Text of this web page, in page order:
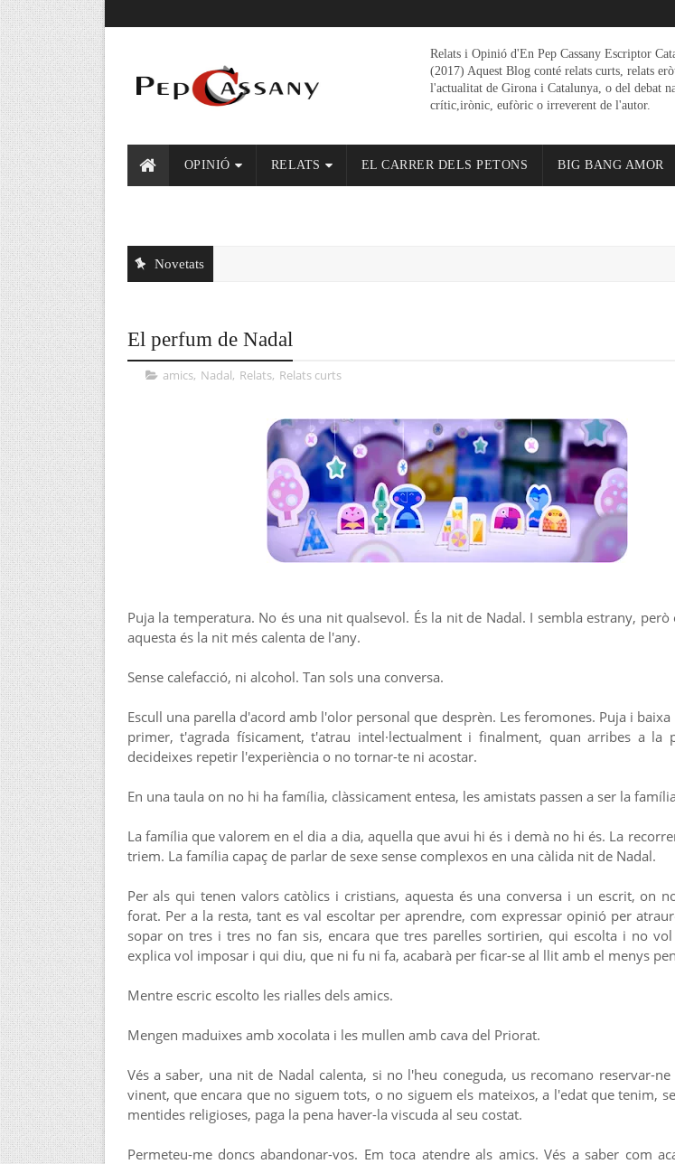
Relats i Opinió d'En Pep Cassany Escriptor
(2017) Aquest Blog conté relats curts, relats
l'actualitat de Girona i Catalunya, o del debat
crític,irònic, eufòric o irreverent de l'autor.
OPINIÓ RELATS EL CARRER DELS PETONS BIG BANG AMOR
Novetats
El perfum de Nadal
amics, Nadal, Relats, Relats curts
Puja la temperatura. No és una nit qualsevol. És la nit de Nadal. I sembla estrany,
aquesta és la nit més calenta de l'any.
Sense calefacció, ni alcohol. Tan sols una conversa.
Escull una parella d'acord amb l'olor personal que desprèn. Les feromones. Puja i
primer, t'agrada físicament, t'atrau intel·lectualment i finalment, quan arribes a la
decideixes repetir l'experiència o no tornar-te ni acostar.
En una taula on no hi ha família, clàssicament entesa, les amistats passen a ser la
La família que valorem en el dia a dia, aquella que avui hi és i demà no hi és. La
triem. La família capaç de parlar de sexe sense complexos en una càlida nit de Nadal.
Per als qui tenen valors catòlics i cristians, aquesta és una conversa i un escrit, on
forat. Per a la resta, tant es val escoltar per aprendre, com expressar opinió per
sopar on tres i tres no fan sis, encara que tres parelles sortirien, qui escolta i no vol
explica vol imposar i qui diu, que ni fu ni fa, acabarà per ficar-se al llit amb el menys
Mentre escric escolto les rialles dels amics.
Mengen maduixes amb xocolata i les mullen amb cava del Priorat.
Vés a saber, una nit de Nadal calenta, si no l'heu coneguda, us recomano reservar-
vinent, que encara que no siguem tots, o no siguem els mateixos, a l'edat que tenim,
mentides religioses, paga la pena haver-la viscuda al seu costat.
Permeteu-me doncs abandonar-vos. Em toca atendre als amics. Vés a saber com